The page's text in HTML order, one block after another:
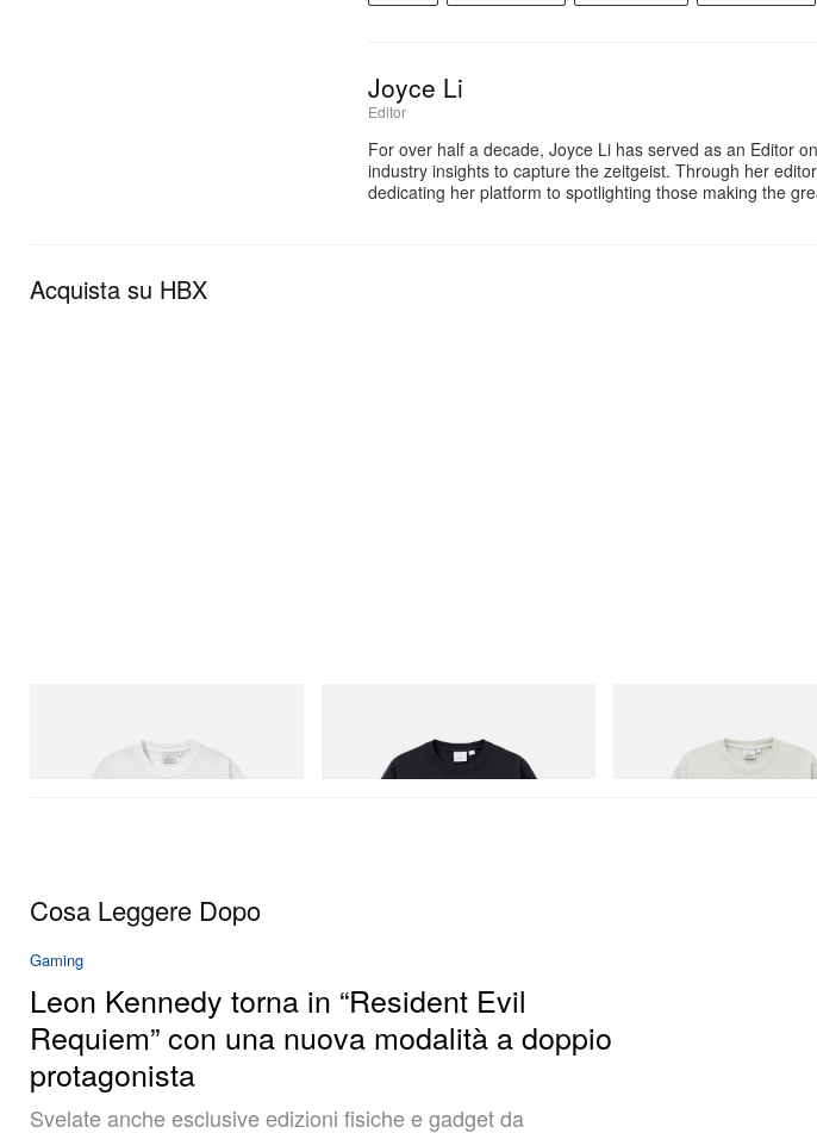
Joyce Li
Editor
For over half a decade, Joyce Li has served as an Editor
industry insights to capture the zeitgeist. Through her
dedicating her platform to spotlighting those making the
Acquista su HBX
Acquista ora
Acquista ora
Cosa Leggere Dopo
Gaming
Leon Kennedy torna in “Resident Evil
Requiem” con una nuova modalità a doppio
protagonista
Svelate anche esclusive edizioni fisiche e gadget da